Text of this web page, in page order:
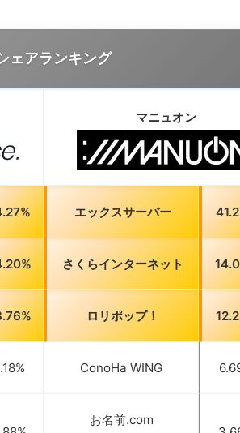
ェアランキング
マニュオン
エックスサーバー
さくらインターネット
ロリポップ！
ConoHa WING
お名前.com